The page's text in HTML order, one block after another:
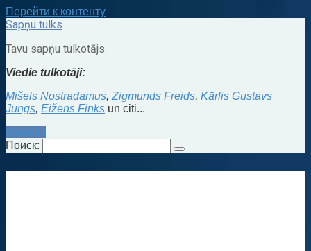
Перейти к контенту
Sapņu tulks
Tavu sapņu tulkotājs
Viedie tulkotāji:
Mišels Nostradamus, Zigmunds Freids, Kārlis Gustavs
Jungs, Eižens Finks un citi...
Kontakti
Поиск: